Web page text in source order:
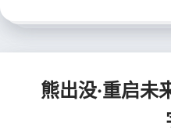
熊出没·重启未